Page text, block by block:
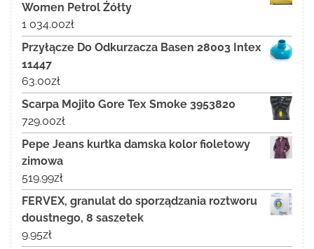
Women Petrol Żółty
1 034.00zł
Przyłącze Do Odkurzacza Basen 28003 Intex
11447
63.00zł
Scarpa Mojito Gore Tex Smoke 3953820
729.00zł
Pepe Jeans kurtka damska kolor fioletowy
zimowa
519.99zł
FERVEX, granulat do sporządzania roztworu
doustnego, 8 saszetek
9.95zł